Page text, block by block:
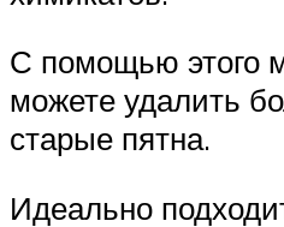
С помощью этого
можете удалить
старые пятна.
Идеально